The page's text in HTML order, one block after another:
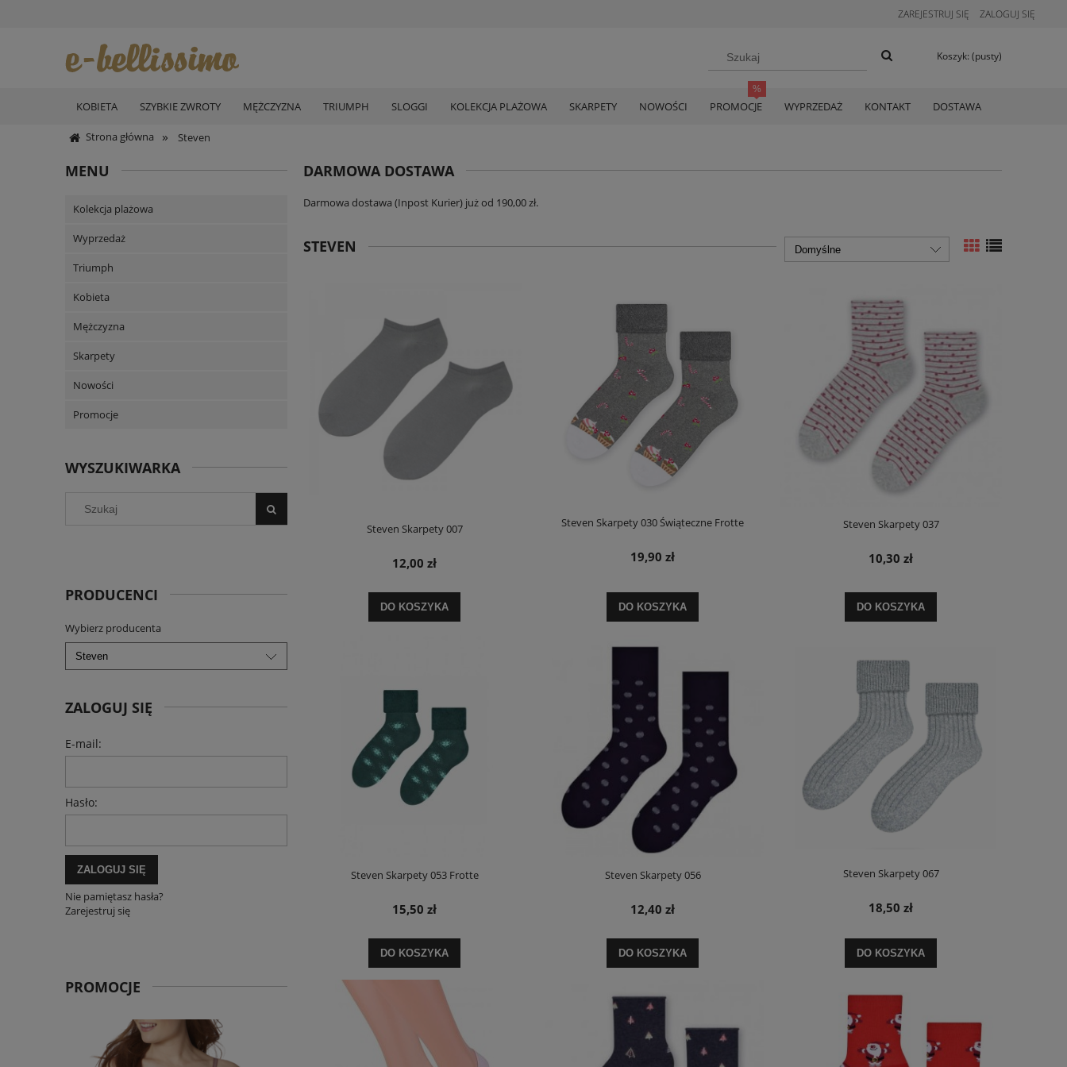
ZAREJESTRUJ SIĘ ZALOGUJ SIĘ
Koszyk: (pusty)
KOBIETA SZYBKIE ZWROTY MĘŻCZYZNA TRIUMPH SLOGGI KOLEKCJA PLAŻOWA SKARPETY NOWOŚCI PROMOCJE WYPRZEDAŻ KONTAKT DOSTAWA
Strona główna » Steven
MENU
Kolekcja plażowa
Wyprzedaż
Triumph
Kobieta
Mężczyzna
Skarpety
Nowości
Promocje
WYSZUKIWARKA
PRODUCENCI
Wybierz producenta
ZALOGUJ SIĘ
E-mail:
Hasło:
ZALOGUJ SIĘ
Nie pamiętasz hasła?
Zarejestruj się
PROMOCJE
DARMOWA DOSTAWA
Darmowa dostawa (Inpost Kurier) już od 190,00 zł.
STEVEN
Steven Skarpety 007
12,00 zł
DO KOSZYKA
Steven Skarpety 030 Świąteczne Frotte
19,90 zł
DO KOSZYKA
Steven Skarpety 037
10,30 zł
DO KOSZYKA
Steven Skarpety 053 Frotte
15,50 zł
DO KOSZYKA
Steven Skarpety 056
12,40 zł
DO KOSZYKA
Steven Skarpety 067
18,50 zł
DO KOSZYKA